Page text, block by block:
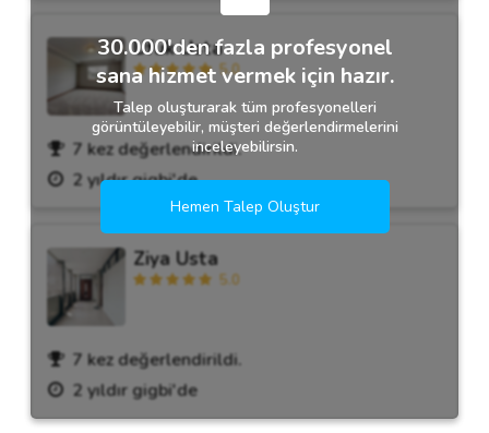
Ufuk Usta
5.0
7 kez değerlendirildi.
2 yıldır gigbi'de
Ziya Usta
5.0
7 kez değerlendirildi.
2 yıldır gigbi'de
30.000'den fazla profesyonel
sana hizmet vermek için hazır.
Talep oluşturarak tüm profesyonelleri
görüntüleyebilir, müşteri değerlendirmelerini
inceleyebilirsin.
Hemen Talep Oluştur